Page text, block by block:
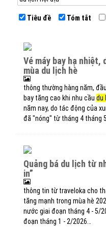
Tiêu đề Tóm tắt
vé máy bay hạ nhiệt, doanh nghiệp kỳ vọng vào
mùa du lịch hè
thông thường hàng năm,
bay tăng cao khi nhu cầu du
năm nay, do tác động của
đã "nóng" từ tháng 4 tháng
quảng bá du lịch từ những khung hình “check-
in”
thông tin từ traveloka cho
tăng mạnh trong mùa hè
nước giai đoạn tháng 4 - 5/
đoạn tháng 1 - 2/2026…